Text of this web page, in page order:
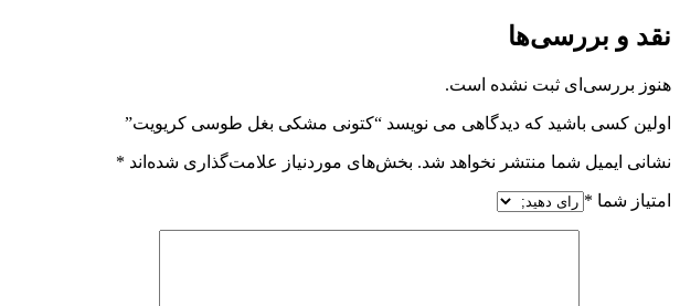
نقد و بررسی‌ها
هنوز بررسی‌ای ثبت نشده است.
اولین کسی باشید که دیدگاهی می نویسد “کتونی مشکی بغل طوسی کریویت”
نشانی ایمیل شما منتشر نخواهد شد. بخش‌های موردنیاز علامت‌گذاری شده‌اند *
امتیاز شما *